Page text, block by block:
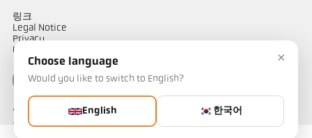
링크
Legal Notice
Privacy
GTC
연락하다
온도 측정 솔루션에 대해 궁금한 점이 있으신가요? 저희 팀이 기꺼이
×
Choose language
Would you like to switch to English?
English 한국어